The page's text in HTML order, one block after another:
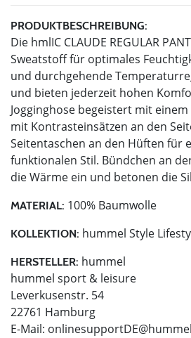
PRODUKTBESCHREIBUNG:
Die hmlIC CLAUDE REGULAR
Sweatstoff für optimales
und durchgehende
und bieten jederzeit hohen
Jogginghose begeistert mit
mit Kontrasteinsätzen an den
Seitentaschen an den Hüften für
funktionalen Stil. Bündchen an
die Wärme ein und betonen die
MATERIAL: 100% Baumwolle
KOLLEKTION: hummel Style
HERSTELLER: hummel
hummel sport & leisure
Leverkusenstr. 54
22761 Hamburg
E-Mail: